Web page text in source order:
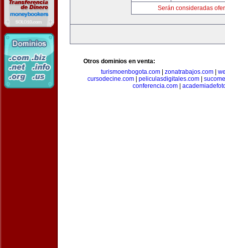
Serán consideradas
Otros dominios en venta:
turismoenbogota.com
zonatrabajos.com
cursodecine.com
peliculasdigitales.com
conferencia.com